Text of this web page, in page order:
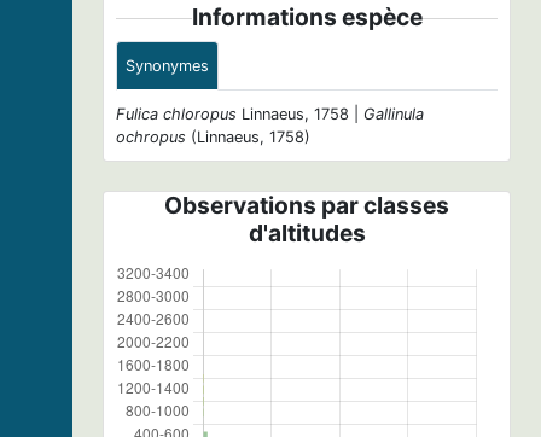
Informations espèce
Synonymes
Fulica chloropus Linnaeus, 1758 | Gallinula
ochropus (Linnaeus, 1758)
Observations par classes
d'altitudes